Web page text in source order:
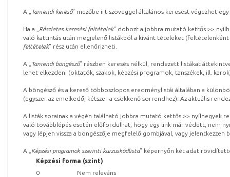
A „ Tanrendi kereső” mezőbe írt szöveggel általános keresést végezhet
Ha a „ Részletes keresési feltételek” dobozt a jobbra mutató kettős >>
való kattintás után megjelenő listákból a kívánt tételeket (feltételenként
feltételek” rész után ellenőrizheti.
A „ Tanrendi böngésző” részben keresés nélkül, rendezett listákat
lehet elkezdeni (oktatók, szakok, képzési programok, tanszékek, ill.
A böngésző és a kereső többoszlopos eredménylistái általában a
(egyszer az emelkedő, kétszer a csökkenő sorrendhez). Az aktuális
A listák sorainak a végén található jobbra mutató kettős >> nyílhegyek
való továbblépés esetén előfordulhat, hogy egy link már védett, nem
vagy lépjen vissza a böngészője megfelelő gombjával, vagy
A „ Képzési programok szerinti kurzuskódlista” képernyőn két adat
Képzési forma (szint)
0
Nem releváns